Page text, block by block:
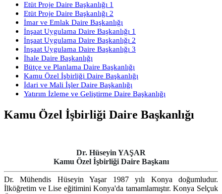
Etüt Proje Daire Başkanlığı 1
Etüt Proje Daire Başkanlığı 2
İmar ve Emlak Daire Başkanlığı
İnşaat Uygulama Daire Başkanlığı 1
İnşaat Uygulama Daire Başkanlığı 2
İnşaat Uygulama Daire Başkanlığı 3
İhale Daire Başkanlığı
Bütçe ve Planlama Daire Başkanlığı
Kamu Özel İşbirliği Daire Başkanlığı
İdari ve Mali İşler Daire Başkanlığı
Yatırım İzleme ve Geliştirme Daire Başkanlığı
Kamu Özel İşbirliği Daire Başkanlığı
Dr. Hüseyin YAŞAR
Kamu Özel İşbirliği Daire Başkanı
Dr. Mühendis Hüseyin Yaşar 1987 yılı Konya doğumludur.
İlköğretim ve Lise eğitimini Konya'da tamamlamıştır. Konya Selçuk